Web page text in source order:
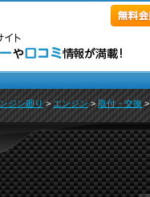
ジン廻り>エンジン>取付・交換>